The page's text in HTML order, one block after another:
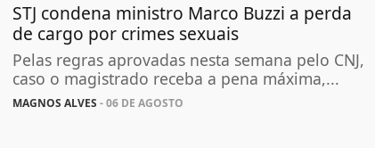
STJ condena ministro Marco Buzzi a perda
de cargo por crimes sexuais
Pelas regras aprovadas nesta semana pelo CNJ,
caso o magistrado receba a pena máxima,...
MAGNOS ALVES - 06 DE AGOSTO